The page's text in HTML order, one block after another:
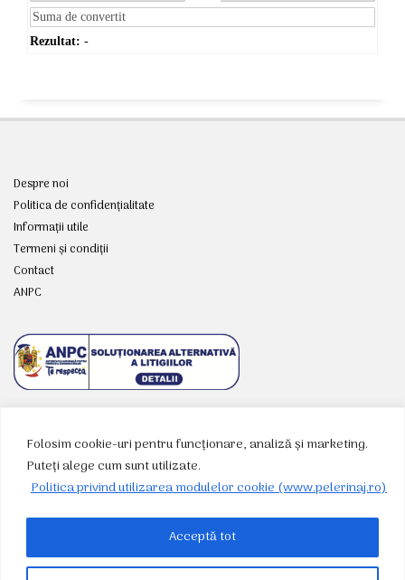
Folosim cookie-uri pentru funcționare, analiză și marketing.
Puteți alege cum sunt utilizate.
Politica privind utilizarea modulelor cookie (www.pelerinaj.ro)
Acceptă tot
Rezultat: -
Despre noi
Politica de confidențialitate
Informații utile
Termeni și condiții
Contact
ANPC
RETELE SOCIALE